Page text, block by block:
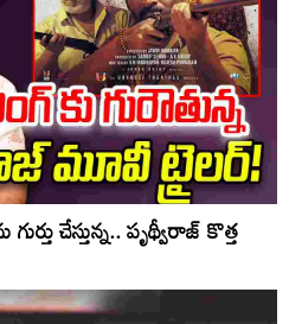
చేస్తున్న.. పృథ్వీరాజ్ కొత్త